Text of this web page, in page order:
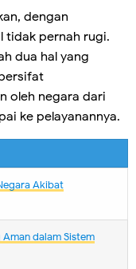
dengan
tidak pernah rugi.
dua hal yang
oleh negara dari
ke pelayanannya.
Akibat
dalam Sistem